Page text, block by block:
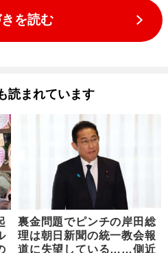
を読む
読まれています
裏金問題でピンチの岸田総
理は朝日新聞の統一教会報
道に失望している……側近